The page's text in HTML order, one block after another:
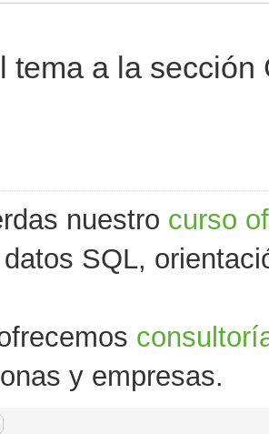
tema a la sección
nuestro curso
SQL,
y empresas.